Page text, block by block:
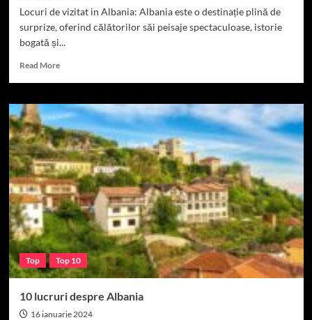
Locuri de vizitat in Albania: Albania este o destinație plină de
surprize, oferind călătorilor săi peisaje spectaculoase, istorie
bogată și...
Read MoreRead
TOP
10
locuri
de
vizitat
in
Albania
Top Top 10
10 lucruri despre Albania
16 ianuarie 2024